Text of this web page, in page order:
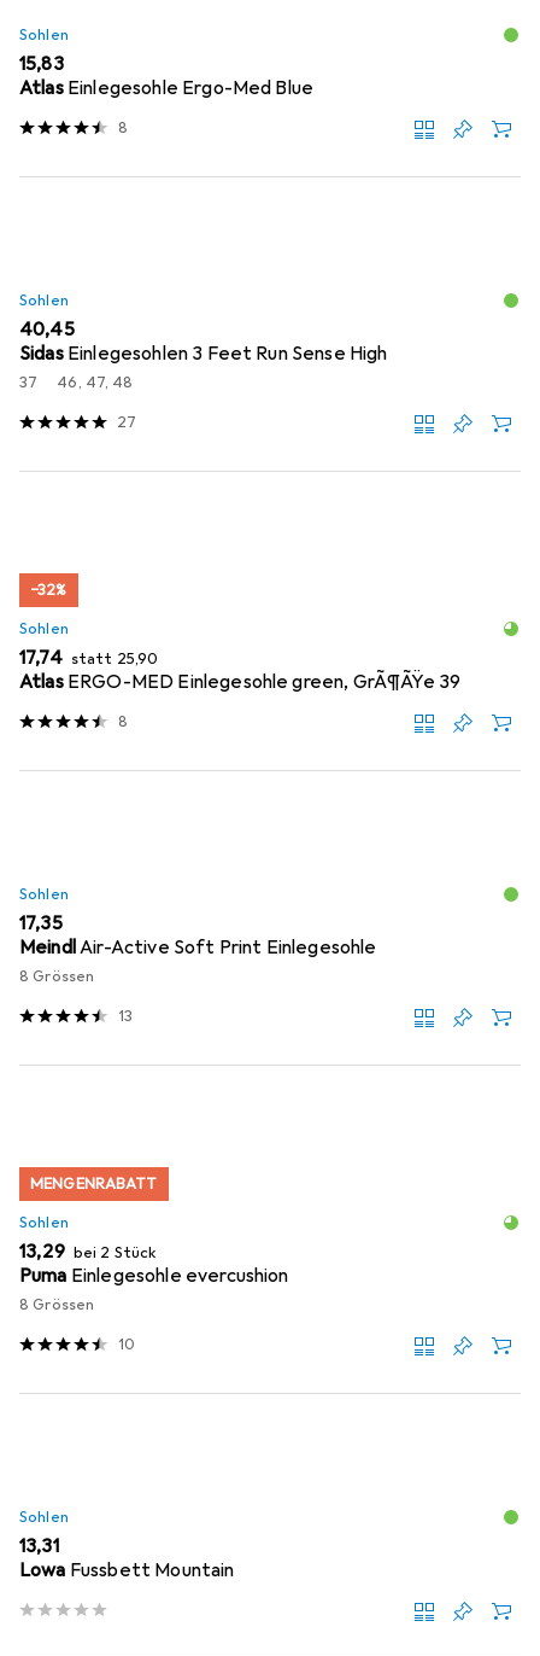
Sohlen
EUR
15,83
Atlas Einlegesohle Ergo-Med Blue
8
Sohlen
EUR
40,45
Sidas Einlegesohlen 3 Feet Run Sense High
37 46, 47, 48
27
−32%
Sohlen
EUR
17,74 statt EUR
25,90
Atlas ERGO-MED Einlegesohle green, GrÃ¶ÃŸe 39
8
Sohlen
EUR
17,35
MeindlAir-Active Soft Print Einlegesohle
8 Grössen
13
MENGENRABATT
Sohlen
EUR
13,29 bei 2 Stück
Puma Einlegesohle evercushion
8 Grössen
10
Sohlen
EUR
13,31
Lowa Fussbett Mountain